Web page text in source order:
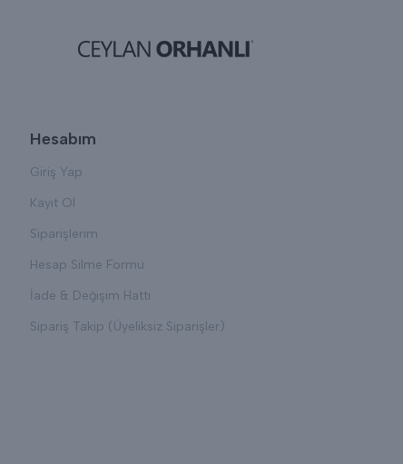
Hesabım
Giriş Yap
Kayıt Ol
Siparişlerim
Hesap Silme Formu
İade & Değişim Hattı
Sipariş Takip (Üyeliksiz Siparişler)